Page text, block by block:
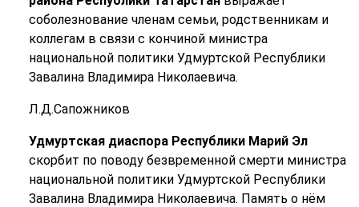
соболезнование членам семьи, родственникам и
коллегам в связи с кончиной министра
национальной политики Удмуртской Республики
Завалина Владимира Николаевича.
Л.Д.Сапожников
Удмуртская диаспора Республики Марий Эл
скорбит по поводу безвременной смерти министра
национальной политики Удмуртской Республики
Завалина Владимира Николаевича. Память о нём